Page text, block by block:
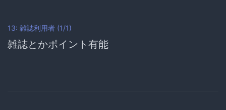
13: 雑誌利用者 (1/1)
雑誌とかポイント有能